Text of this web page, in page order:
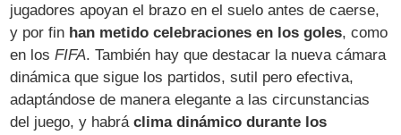
jugadores apoyan el brazo en el suelo antes de caerse,
y por fin han metido celebraciones en los goles, como
en losFIFA. También hay que destacar la nueva cámara
dinámica que sigue los partidos, sutil pero efectiva,
adaptándose de manera elegante a las circunstancias
del juego, y habráclima dinámico durante los